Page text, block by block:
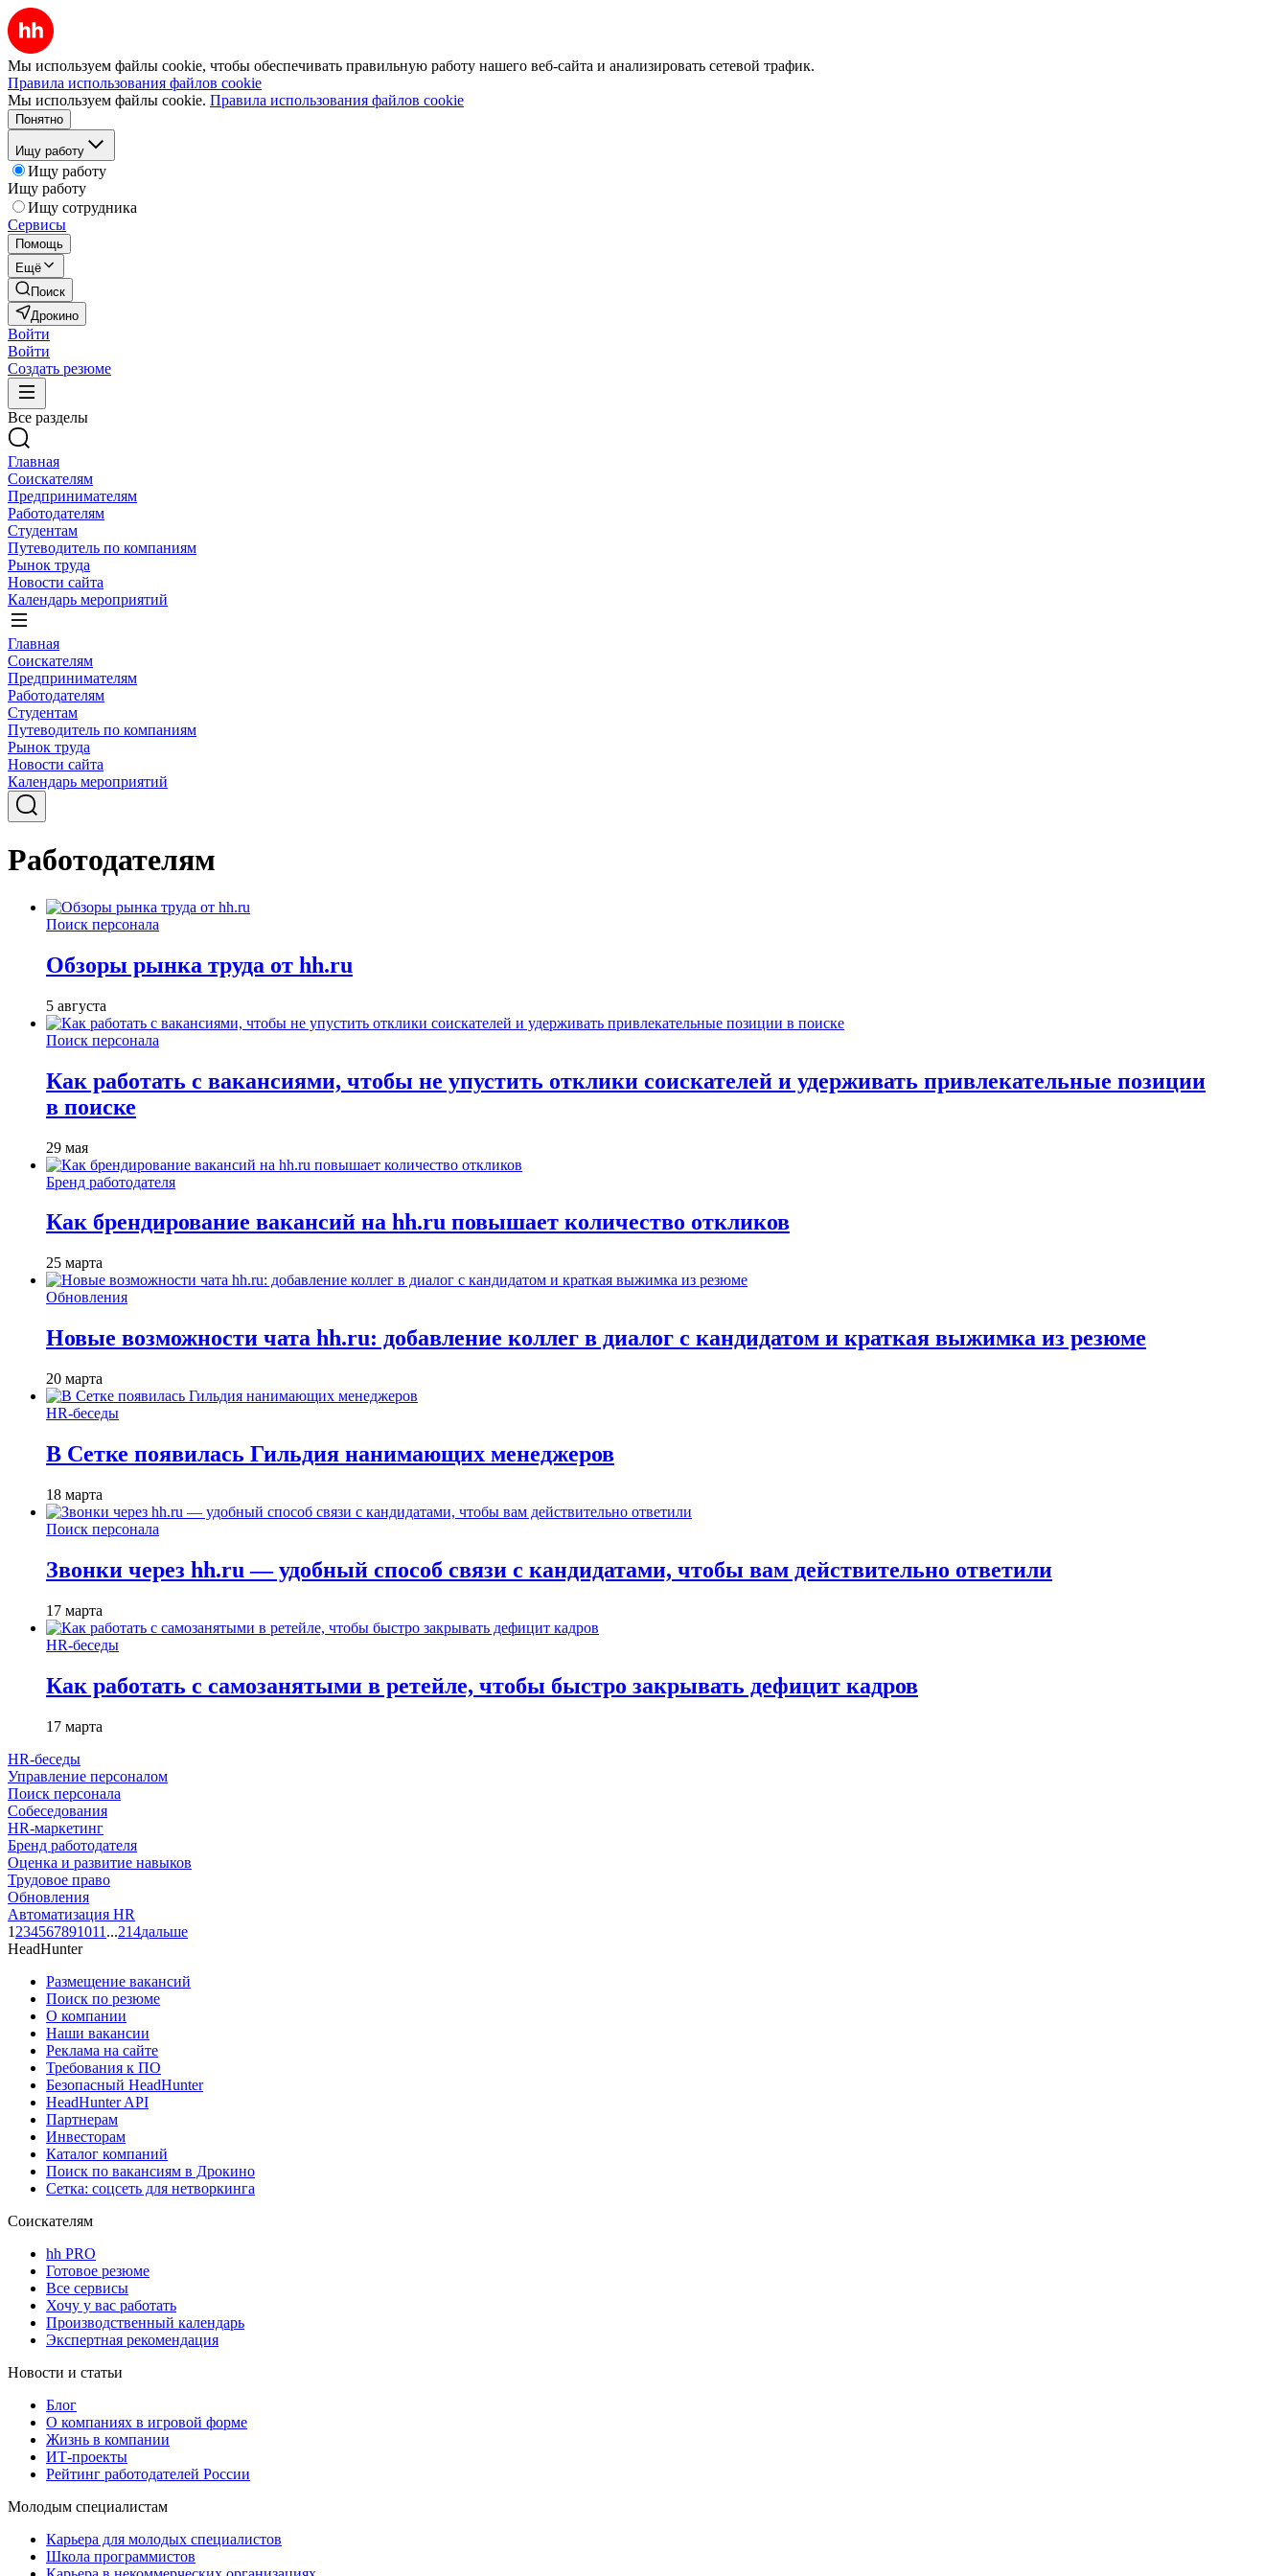
Мы используем файлы cookie, чтобы обеспечивать правильную работу нашего веб-сайта и анализировать сетевой трафик.
Правила использования файлов cookie
Мы используем файлы cookie. Правила использования файлов cookie
Понятно
Ищу работу
Ищу работу
Ищу работу
Ищу сотрудника
Сервисы
Помощь
Ещё
Поиск
Дрокино
Войти
Войти
Создать резюме
Все разделы
Главная
Соискателям
Предпринимателям
Работодателям
Студентам
Путеводитель по компаниям
Рынок труда
Новости сайта
Календарь мероприятий
Главная
Соискателям
Предпринимателям
Работодателям
Студентам
Путеводитель по компаниям
Рынок труда
Новости сайта
Календарь мероприятий
Работодателям
Поиск персонала
Обзоры рынка труда от hh.ru
5 августа
Поиск персонала
Как работать с вакансиями, чтобы не упустить отклики соискателей и удерживать привлекательные позиции
в поиске
29 мая
Бренд работодателя
Как брендирование вакансий на hh.ru повышает количество откликов
25 марта
Обновления
Новые возможности чата hh.ru: добавление коллег в диалог с кандидатом и краткая выжимка из резюме
20 марта
HR-беседы
В Сетке появилась Гильдия нанимающих менеджеров
18 марта
Поиск персонала
Звонки через hh.ru — удобный способ связи с кандидатами, чтобы вам действительно ответили
17 марта
HR-беседы
Как работать с самозанятыми в ретейле, чтобы быстро закрывать дефицит кадров
17 марта
HR-беседы
Управление персоналом
Поиск персонала
Собеседования
HR-маркетинг
Бренд работодателя
Оценка и развитие навыков
Трудовое право
Обновления
Автоматизация HR
1 234567891011 ...214дальше
HeadHunter
Размещение вакансий
Поиск по резюме
О компании
Наши вакансии
Реклама на сайте
Требования к ПО
Безопасный HeadHunter
HeadHunter API
Партнерам
Инвесторам
Каталог компаний
Поиск по вакансиям в Дрокино
Сетка: соцсеть для нетворкинга
Соискателям
hh PRO
Готовое резюме
Все сервисы
Хочу у вас работать
Производственный календарь
Экспертная рекомендация
Новости и статьи
Блог
О компаниях в игровой форме
Жизнь в компании
ИТ-проекты
Рейтинг работодателей России
Молодым специалистам
Карьера для молодых специалистов
Школа программистов